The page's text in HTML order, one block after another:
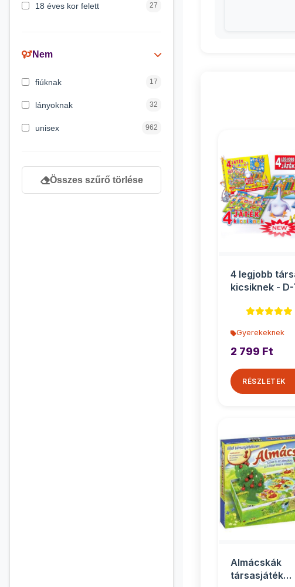
18 éves kor felett 27
3 éves kortól 200
7 éves kortól 53
Nem
fiúknak 17
lányoknak 32
unisex 962
Összes szűrő törlése
4 legjobb
kicsiknek -
Gyerekeknek
2 799 Ft
RÉSZLETEK
Almácskák
társasjáték